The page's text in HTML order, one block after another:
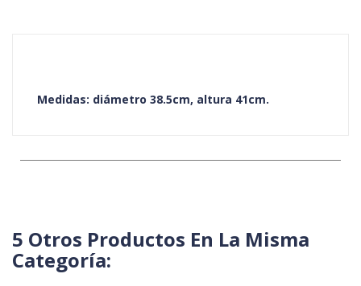
Medidas: diámetro 38.5cm, altura 41cm.
5 Otros Productos En La Misma
Categoría: